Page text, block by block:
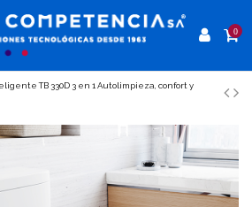
0
TB 330D 3 en 1 Autolimpieza, confort y